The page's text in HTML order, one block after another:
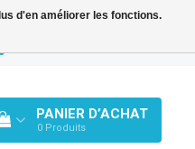
WHATSAPP: +31 33 258 43 43
PANIER D’ACHAT
0 Produits
d'en améliorer les fonctions.